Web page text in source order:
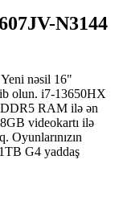
N3144
nəsil 16"
olun. i7-13650HX
RAM ilə ən
videokartı ilə
Oyunlarınızın
G4 yaddaş